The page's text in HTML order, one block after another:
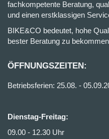
fachkompetente Beratung,
und einen erstklassigen
BIKE&CO bedeutet, hohe
bester Beratung zu
ÖFFNUNGSZEITEN:
Betriebsferien: 25.08. -
Dienstag-Freitag:
09.00 - 12.30 Uhr